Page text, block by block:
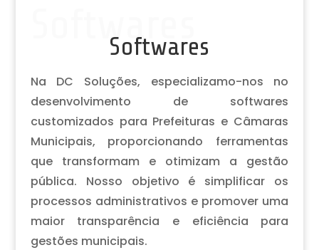
Softwares
Softwares
Na DC Soluções, especializamo-nos no
desenvolvimento de softwares
customizados para Prefeituras e Câmaras
Municipais, proporcionando ferramentas
que transformam e otimizam a gestão
pública. Nosso objetivo é simplificar os
processos administrativos e promover uma
maior transparência e eficiência para
gestões municipais.